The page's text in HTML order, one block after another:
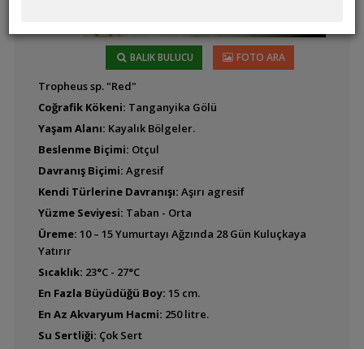
Cyprichromis pavo
Cyprichromis sp.
'Leptosoma Jumbo'
Paracyprichromis
BALIK BULUCU FOTO ARA
Tropheus sp. "Red"
Coğrafik Kökeni: Tanganyika Gölü
Yaşam Alanı: Kayalık Bölgeler.
Beslenme Biçimi: Otçul
Davranış Biçimi: Agresif
Kendi Türlerine Davranışı: Aşırı agresif
Yüzme Seviyesi: Taban - Orta
Üreme: 10 – 15 Yumurtayı Ağzında 28 Gün Kuluçkaya
Yatırır
Sıcaklık: 23°C - 27°C
En Fazla Büyüdüğü Boy: 15 cm.
En Az Akvaryum Hacmi: 250 litre.
Su Sertliği: Çok Sert